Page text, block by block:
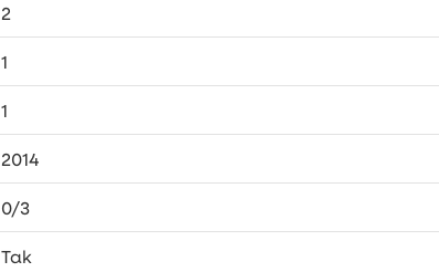
2
1
1
2014
0/3
Tak